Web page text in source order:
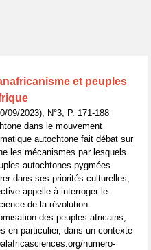
et peuples
09/2023), N°3, P. 171-188
dans le mouvement
autochtone fait débat sur
les mécanismes par lesquels
autochtones pygmées
dans ses priorités culturelles,
appelle à interroger le
de la révolution
des peuples africains,
en particulier, dans un contexte
numero-